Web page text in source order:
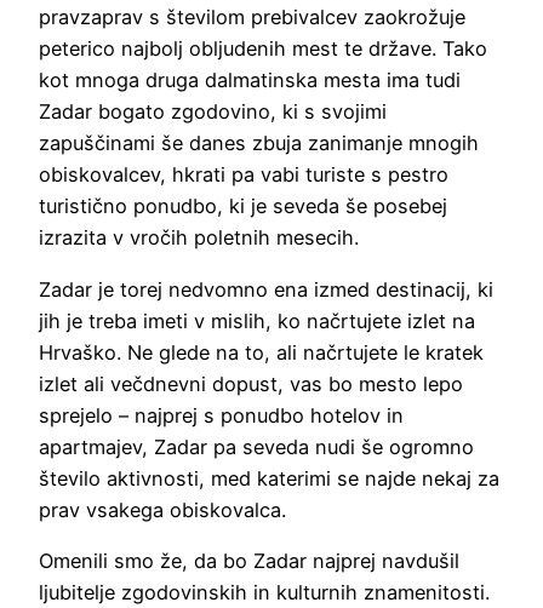
pravzaprav s številom prebivalcev zaokrožuje
peterico najbolj obljudenih mest te države. Tako
kot mnoga druga dalmatinska mesta ima tudi
Zadar bogato zgodovino, ki s svojimi
zapuščinami še danes zbuja zanimanje mnogih
obiskovalcev, hkrati pa vabi turiste s pestro
turistično ponudbo, ki je seveda še posebej
izrazita v vročih poletnih mesecih.
Zadar je torej nedvomno ena izmed destinacij, ki
jih je treba imeti v mislih, ko načrtujete izlet na
Hrvaško. Ne glede na to, ali načrtujete le kratek
izlet ali večdnevni dopust, vas bo mesto lepo
sprejelo – najprej s ponudbo hotelov in
apartmajev, Zadar pa seveda nudi še ogromno
število aktivnosti, med katerimi se najde nekaj za
prav vsakega obiskovalca.
Omenili smo že, da bo Zadar najprej navdušil
ljubitelje zgodovinskih in kulturnih znamenitosti.